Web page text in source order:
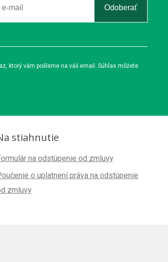
Odoberať
ktorý vám pošleme na váš email. Súhlas môžete
stiahnutie
na odstúpenie od zmluvy
o uplatnení práva na odstúpenie
zmluvy